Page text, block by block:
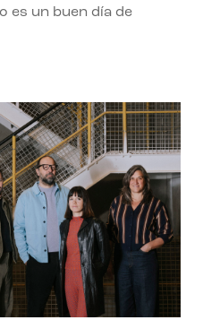
es un buen día de